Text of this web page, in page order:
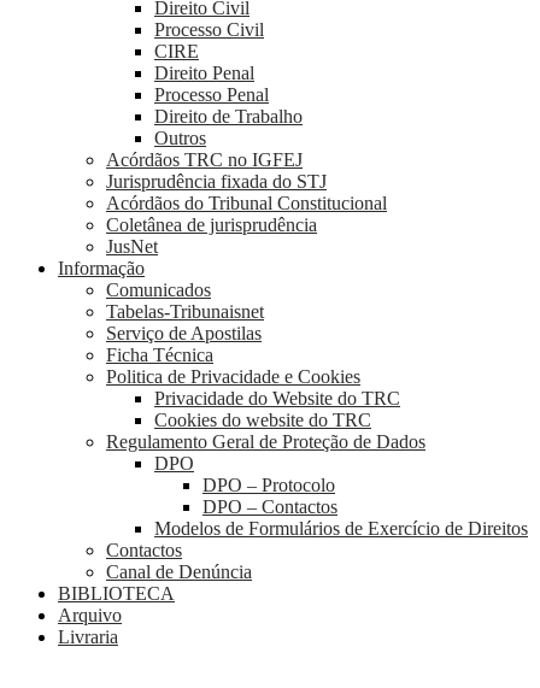
Direito Civil
Processo Civil
CIRE
Direito Penal
Processo Penal
Direito de Trabalho
Outros
Acórdãos TRC no IGFEJ
Jurisprudência fixada do STJ
Acórdãos do Tribunal Constitucional
Coletânea de jurisprudência
JusNet
Informação
Comunicados
Tabelas-Tribunaisnet
Serviço de Apostilas
Ficha Técnica
Politica de Privacidade e Cookies
Privacidade do Website do TRC
Cookies do website do TRC
Regulamento Geral de Proteção de Dados
DPO
DPO – Protocolo
DPO – Contactos
Modelos de Formulários de Exercício de Direitos
Contactos
Canal de Denúncia
BIBLIOTECA
Arquivo
Livraria